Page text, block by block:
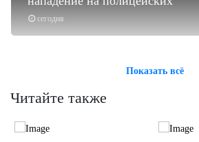
сегодня
Показать всё
Читайте также